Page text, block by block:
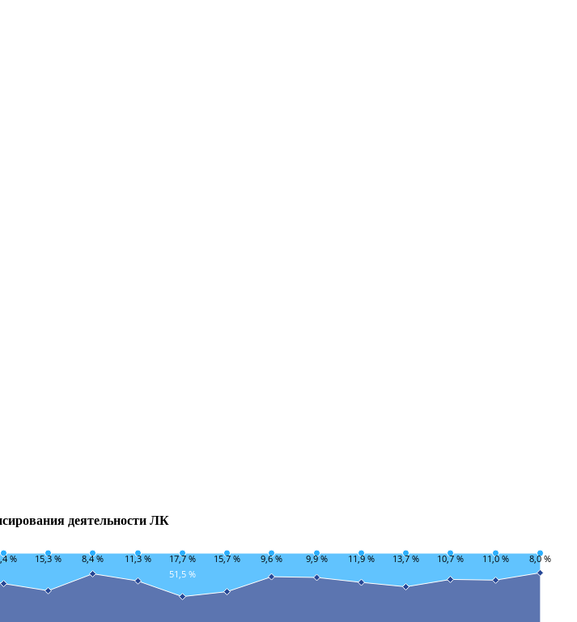
деятельности ЛК
% 15,3 % 8,4 % 11,3 % 17,7 % 15,7 % 9,6 % 9,9 % 11,9 % 13,7 % 10,7 % 11,0 % 8,0 %
51,5 %